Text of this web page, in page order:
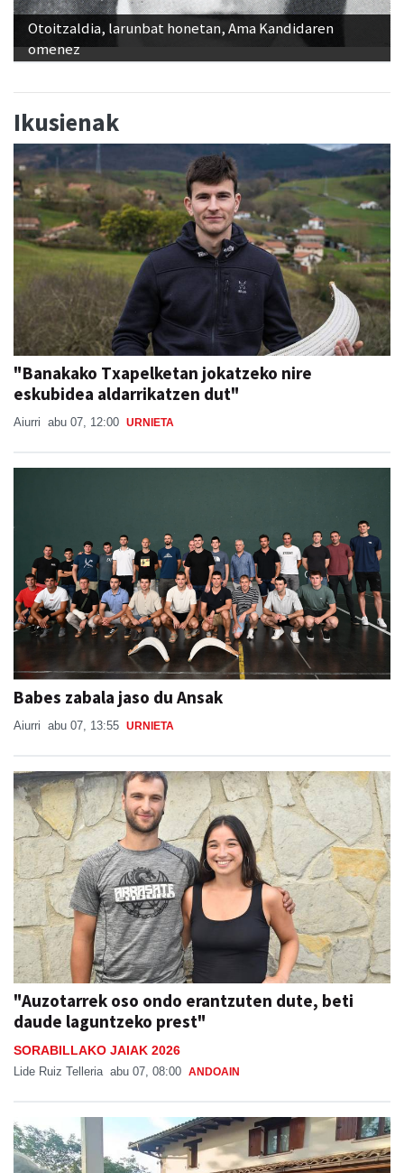
Otoitzaldia, larunbat honetan, Ama Kandidaren
omenez
Ikusienak
"Banakako Txapelketan jokatzeko nire
eskubidea aldarrikatzen dut"
Aiurri abu 07, 12:00 URNIETA
Babes zabala jaso du Ansak
Aiurri abu 07, 13:55 URNIETA
"Auzotarrek oso ondo erantzuten dute, beti
daude laguntzeko prest"
SORABILLAKO JAIAK 2026
Lide Ruiz Telleria abu 07, 08:00 ANDOAIN